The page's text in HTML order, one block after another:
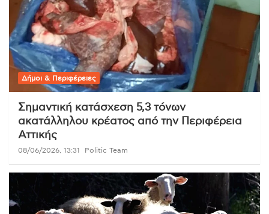
Δήμοι & Περιφέρειες
Σημαντική κατάσχεση 5,3 τόνων
ακατάλληλου κρέατος από την Περιφέρεια
Αττικής
08/06/2026, 13:31 Politic Team